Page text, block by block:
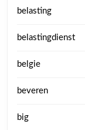
belasting
belastingdienst
belgie
beveren
big